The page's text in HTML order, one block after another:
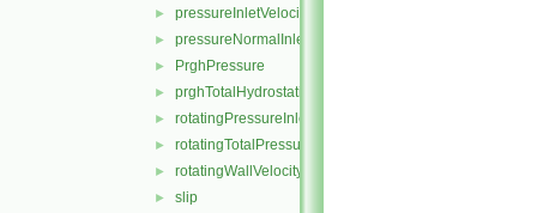
► pressureInletVelocity
► pressureNormalInletOutletVelocity
► PrghPressure
► prghTotalHydrostaticPressure
► rotatingPressureInletOutletVelocity
► rotatingTotalPressure
► rotatingWallVelocity
► slip